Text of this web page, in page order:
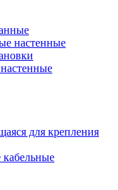
настенные
для крепления